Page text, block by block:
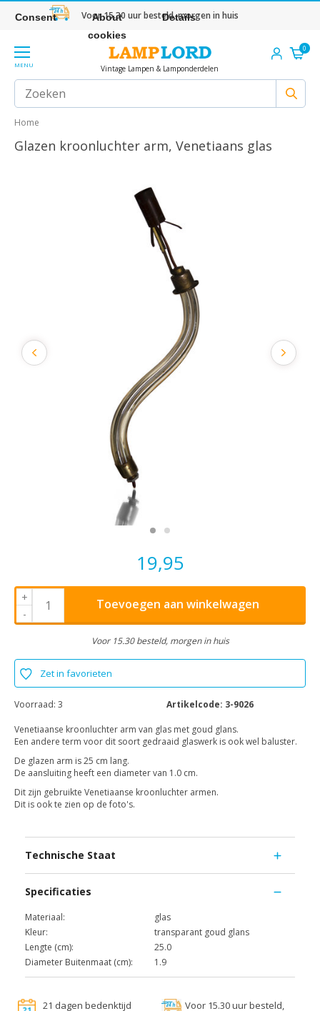
Voor 15.30 uur besteld, morgen in huis
MENU Vintage Lampen & Lamponderdelen
0
Home
Glazen kroonluchter arm, Venetiaans glas
19,95
+
-
Toevoegen aan winkelwagen
Voor 15.30 besteld, morgen in huis
Zet in favorieten
Voorraad: 3 Artikelcode: 3-9026
Venetiaanse kroonluchter arm van glas met goud glans.
Een andere term voor dit soort gedraaid glaswerk is ook wel baluster.
De glazen arm is 25 cm lang.
De aansluiting heeft een diameter van 1.0 cm.
Dit zijn gebruikte Venetiaanse kroonluchter armen.
Dit is ook te zien op de foto's.
Technische Staat
Specificaties
Materiaal:
glas
Kleur:
transparant goud glans
Lengte (cm):
25.0
Diameter Buitenmaat (cm):
1.9
21 dagen bedenktijd
Voor 15.30 uur besteld,
Consent
About
cookies
Details